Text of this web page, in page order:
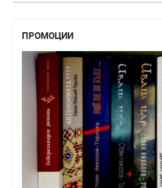
ПРОМОЦИИ